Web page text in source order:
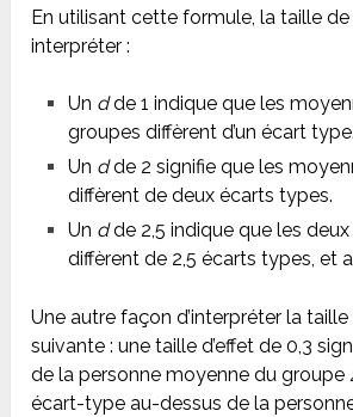
En utilisant cette formule, la taille de
interpréter :
Un dde 1 indique que les
groupes diffèrent d’un écart type.
Un dde 2 signifie que les
diffèrent de deux écarts types.
Un dde 2,5 indique que les
diffèrent de 2,5 écarts types, et
Une autre façon d’interpréter la taille
suivante : une taille d’effet de 0,3
de la personne moyenne du groupe
écart-type au-dessus de la